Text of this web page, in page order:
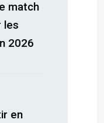
match
les
2026
en